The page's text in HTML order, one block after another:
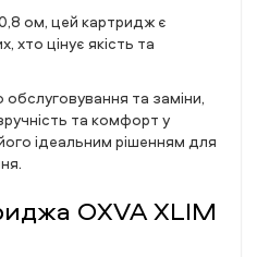
ом, цей картридж є
хто цінує якість та
та заміни,
та комфорт у
ідеальним рішенням для
OXVA XLIM